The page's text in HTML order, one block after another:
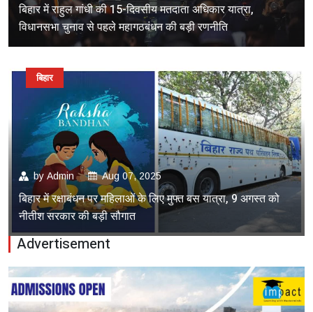
बिहार में राहुल गांधी की 15-दिवसीय मतदाता अधिकार यात्रा,
विधानसभा चुनाव से पहले महागठबंधन की बड़ी रणनीति
by Admin Aug 07, 2025
बिहार में रक्षाबंधन पर महिलाओं के लिए मुफ्त बस यात्रा, 9 अगस्त को
नीतीश सरकार की बड़ी सौगात
बिहार
Advertisement